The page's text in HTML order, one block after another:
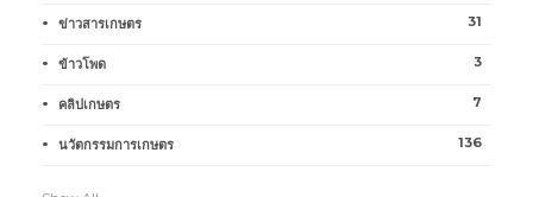
ข่าวสารเกษตร 31
ข้าวโพด 3
คลิปเกษตร 7
นวัตกรรมการเกษตร 136